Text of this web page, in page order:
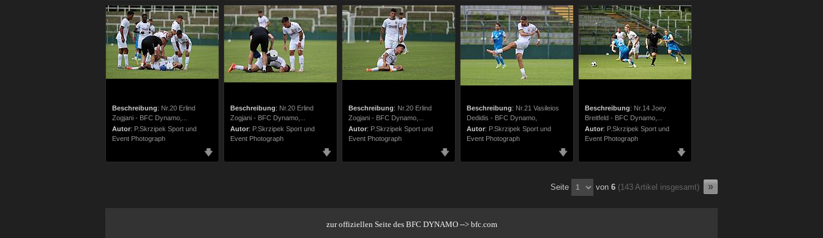
Beschreibung: Nr.20 Erlind
Zogjani - BFC Dynamo,...
Autor: P.Skrzipek Sport und
Event Photograph
Beschreibung: Nr.20 Erlind
Zogjani - BFC Dynamo,...
Autor: P.Skrzipek Sport und
Event Photograph
Beschreibung: Nr.20 Erlind
Zogjani - BFC Dynamo,...
Autor: P.Skrzipek Sport und
Event Photograph
Beschreibung: Nr.21 Vasileios
Dedidis - BFC Dynamo,
Autor: P.Skrzipek Sport und
Event Photograph
Beschreibung: Nr.14 Joey
Breitfeld - BFC Dynamo,...
Autor: P.Skrzipek Sport und
Event Photograph
Seite von 6 (143 Artikel insgesamt)
zur offiziellen Seite des BFC DYNAMO --> bfc.com